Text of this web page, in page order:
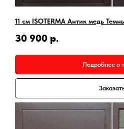
11 см ISOTERMA Антик медь
30 900 р.
Подробнее о